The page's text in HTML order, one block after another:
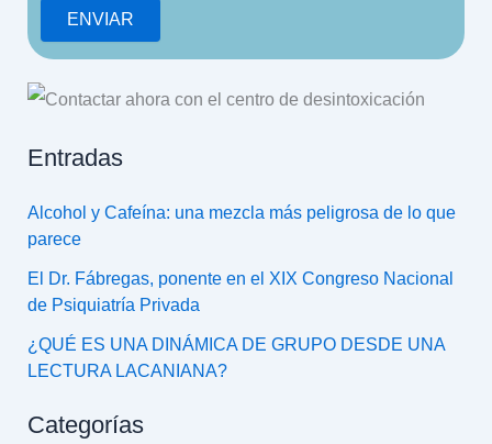
Entradas
Alcohol y Cafeína: una mezcla más peligrosa de lo que
parece
El Dr. Fábregas, ponente en el XIX Congreso Nacional
de Psiquiatría Privada
¿QUÉ ES UNA DINÁMICA DE GRUPO DESDE UNA
LECTURA LACANIANA?
Categorías